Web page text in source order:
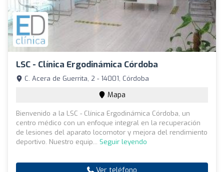
LSC - Clínica Ergodinámica Córdoba
C. Acera de Guerrita, 2 - 14001, Córdoba
Mapa
Bienvenido a la LSC - Clínica Ergodinámica Córdoba, un
centro médico con un enfoque integral en la recuperación
de lesiones del aparato locomotor y mejora del rendimiento
deportivo. Nuestro equip... Seguir leyendo